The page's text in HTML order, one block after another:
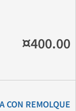
¤400.00
CON REMOLQUE